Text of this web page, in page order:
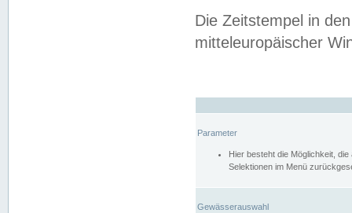
Die Zeitstempel in
mitteleuropäischer
Parameter
Hier besteht die Möglichkeit,
Selektionen im Menü
Gewässerauswahl